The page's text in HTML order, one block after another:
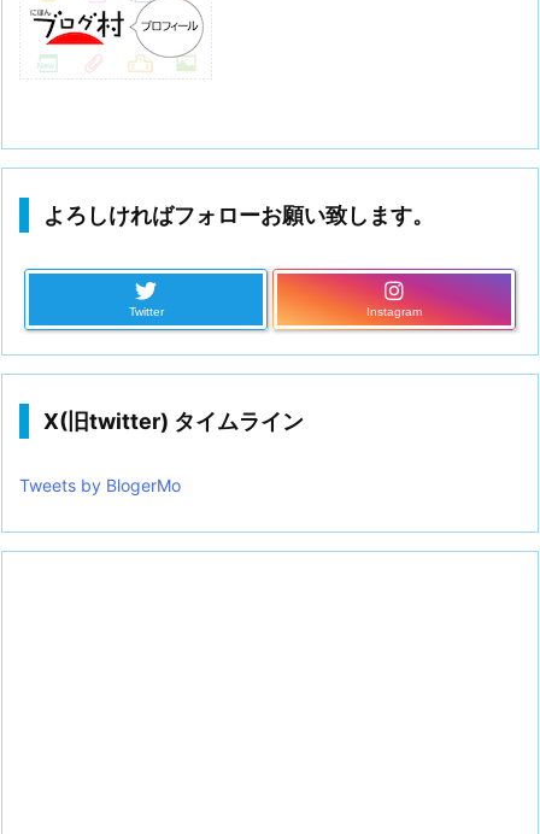
よろしければフォローお願い致します。
Twitter Instagram
X(旧twitter) タイムライン
Tweets by BlogerMo